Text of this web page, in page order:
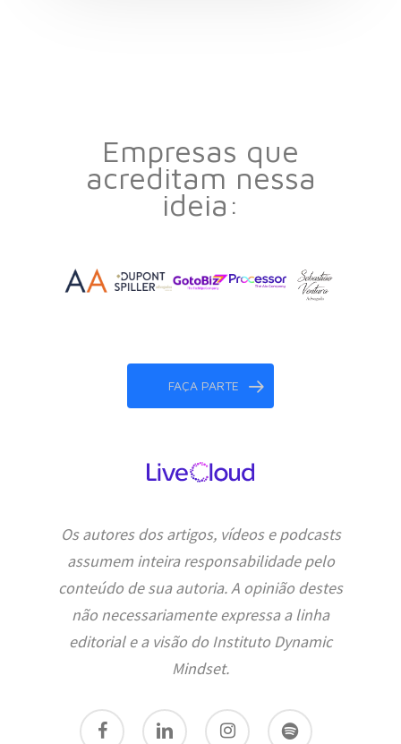
Empresas que
acreditam nessa
ideia:
FAÇA PARTE
Os autores dos artigos, vídeos e podcasts
assumem inteira responsabilidade pelo
conteúdo de sua autoria. A opinião destes
não necessariamente expressa a linha
editorial e a visão do Instituto Dynamic
Mindset.
facebook linkedin instagram spotify